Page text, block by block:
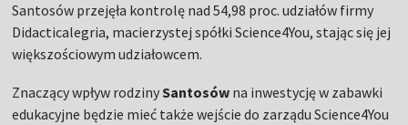
Santosów przejęła kontrolę nad 54,98 proc. udziałów firmy
Didacticalegria, macierzystej spółki Science4You, stając się jej
większościowym udziałowcem.
Znaczący wpływ rodzinySantosów na inwestycję w zabawki
edukacyjne będzie mieć także wejście do zarządu Science4You